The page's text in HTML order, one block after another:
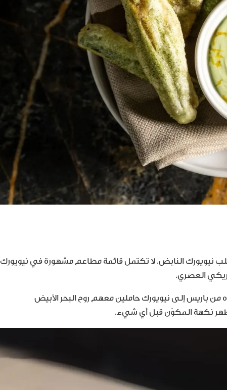
نيويورك النابض. لا تكتمل قائمة مطاعم مشهورة في نيويورك
العصري.
باريس إلى نيويورك حاملين معهم روح البحر الأبيض
نكهة المكوّن قبل أي شيء.